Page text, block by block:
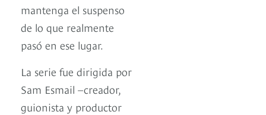
mantenga el suspenso
de lo que realmente
pasó en ese lugar.
La serie fue dirigida por
Sam Esmail –creador,
guionista y productor